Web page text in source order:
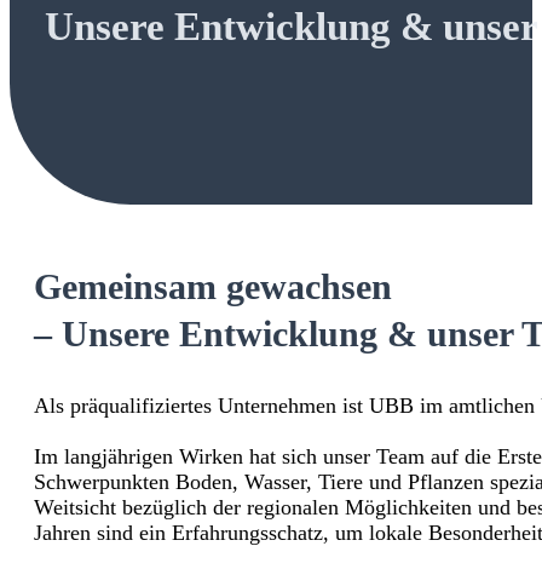
Unsere Entwicklung & unser
Gemeinsam gewachsen
– Unsere Entwicklung & unser
Als präqualifiziertes Unternehmen ist UBB im
Im langjährigen Wirken hat sich unser Team auf die
Schwerpunkten Boden, Wasser, Tiere und Pflanzen
Weitsicht bezüglich der regionalen Möglichkeiten und
Jahren sind ein Erfahrungsschatz, um lokale